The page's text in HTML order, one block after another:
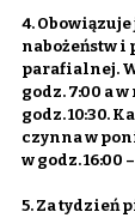
4.
nabożeństw
parafialnej.
godz. 7:00 a
godz. 10:30.
czynna w
w godz. 16:00
5. Za tydzień